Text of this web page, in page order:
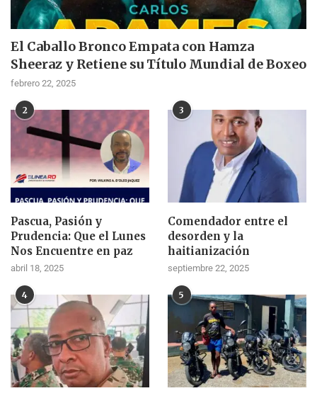
El Caballo Bronco Empata con Hamza
Sheeraz y Retiene su Título Mundial de Boxeo
febrero 22, 2025
2
Pascua, Pasión y
Prudencia: Que el Lunes
Nos Encuentre en paz
abril 18, 2025
3
Comendador entre el
desorden y la
haitianización
septiembre 22, 2025
4 5